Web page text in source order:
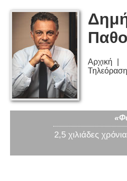
Αρχική
Τηλεόραση
2,5 χιλιάδες